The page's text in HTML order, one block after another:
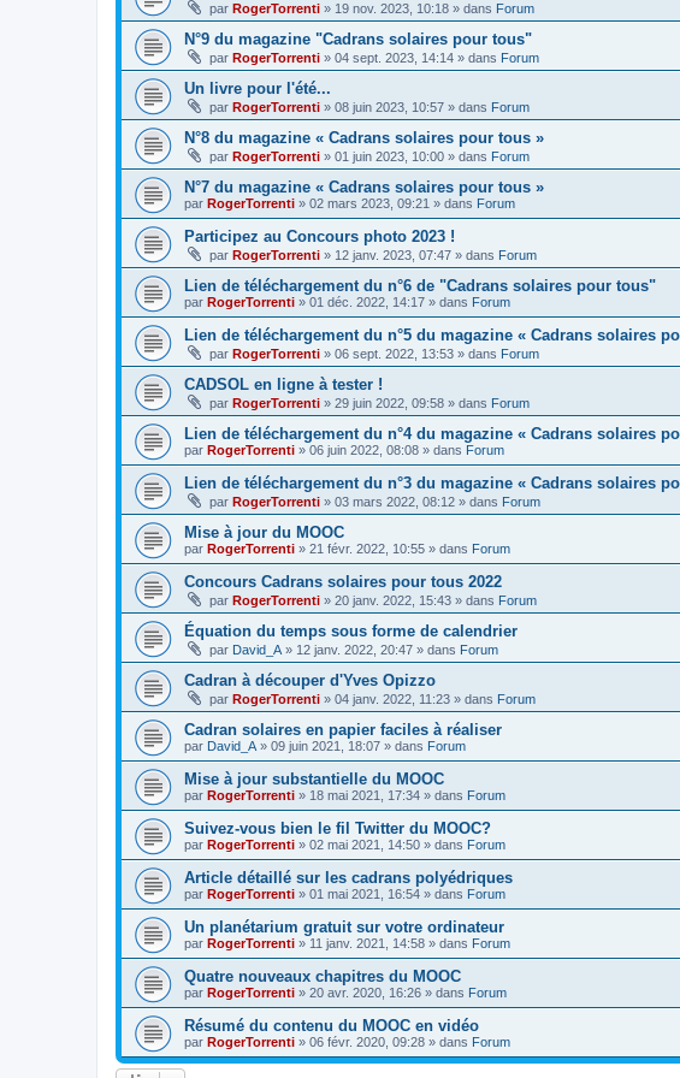
par RogerTorrenti » 19 nov. 2023, 10:18 » dans Forum
N°9 du magazine "Cadrans solaires pour tous"
par RogerTorrenti » 04 sept. 2023, 14:14 » dans Forum
Un livre pour l'été...
par RogerTorrenti » 08 juin 2023, 10:57 » dans Forum
N°8 du magazine « Cadrans solaires pour tous »
par RogerTorrenti » 01 juin 2023, 10:00 » dans Forum
N°7 du magazine « Cadrans solaires pour tous »
par RogerTorrenti » 02 mars 2023, 09:21 » dans Forum
Participez au Concours photo 2023 !
par RogerTorrenti » 12 janv. 2023, 07:47 » dans Forum
Lien de téléchargement du n°6 de "Cadrans solaires pour tous"
par RogerTorrenti » 01 déc. 2022, 14:17 » dans Forum
Lien de téléchargement du n°5 du magazine « Cadrans solaires
par RogerTorrenti » 06 sept. 2022, 13:53 » dans Forum
CADSOL en ligne à tester !
par RogerTorrenti » 29 juin 2022, 09:58 » dans Forum
Lien de téléchargement du n°4 du magazine « Cadrans solaires
par RogerTorrenti » 06 juin 2022, 08:08 » dans Forum
Lien de téléchargement du n°3 du magazine « Cadrans solaires
par RogerTorrenti » 03 mars 2022, 08:12 » dans Forum
Mise à jour du MOOC
par RogerTorrenti » 21 févr. 2022, 10:55 » dans Forum
Concours Cadrans solaires pour tous 2022
par RogerTorrenti » 20 janv. 2022, 15:43 » dans Forum
Équation du temps sous forme de calendrier
par David_A » 12 janv. 2022, 20:47 » dans Forum
Cadran à découper d'Yves Opizzo
par RogerTorrenti » 04 janv. 2022, 11:23 » dans Forum
Cadran solaires en papier faciles à réaliser
par David_A » 09 juin 2021, 18:07 » dans Forum
Mise à jour substantielle du MOOC
par RogerTorrenti » 18 mai 2021, 17:34 » dans Forum
Suivez-vous bien le fil Twitter du MOOC?
par RogerTorrenti » 02 mai 2021, 14:50 » dans Forum
Article détaillé sur les cadrans polyédriques
par RogerTorrenti » 01 mai 2021, 16:54 » dans Forum
Un planétarium gratuit sur votre ordinateur
par RogerTorrenti » 11 janv. 2021, 14:58 » dans Forum
Quatre nouveaux chapitres du MOOC
par RogerTorrenti » 20 avr. 2020, 16:26 » dans Forum
Résumé du contenu du MOOC en vidéo
par RogerTorrenti » 06 févr. 2020, 09:28 » dans Forum